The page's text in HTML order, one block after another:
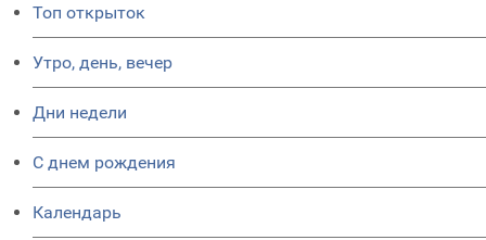
Топ открыток
Утро, день, вечер
Дни недели
C днем рождения
Календарь